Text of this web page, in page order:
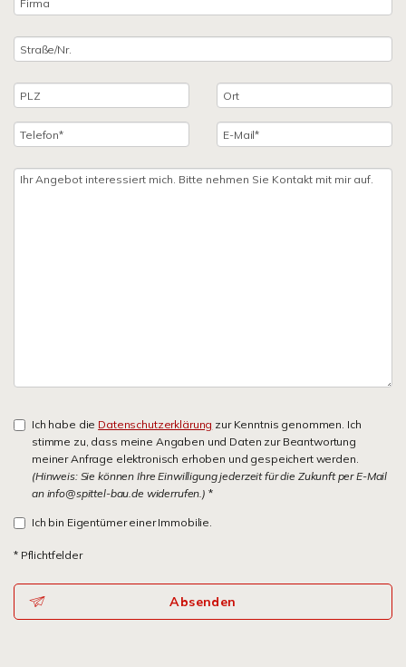
Ich habe die Datenschutzerklärung zur Kenntnis genommen. Ich
stimme zu, dass meine Angaben und Daten zur Beantwortung
meiner Anfrage elektronisch erhoben und gespeichert werden.
(Hinweis: Sie können Ihre Einwilligung jederzeit für die Zukunft per E-Mail
an info@spittel-bau.de widerrufen.) *
Ich bin Eigentümer einer Immobilie.
* Pflichtfelder
Absenden